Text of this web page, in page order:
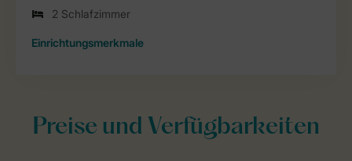
2 Schlafzimmer
Einrichtungsmerkmale
Preise und Verfügbarkeiten